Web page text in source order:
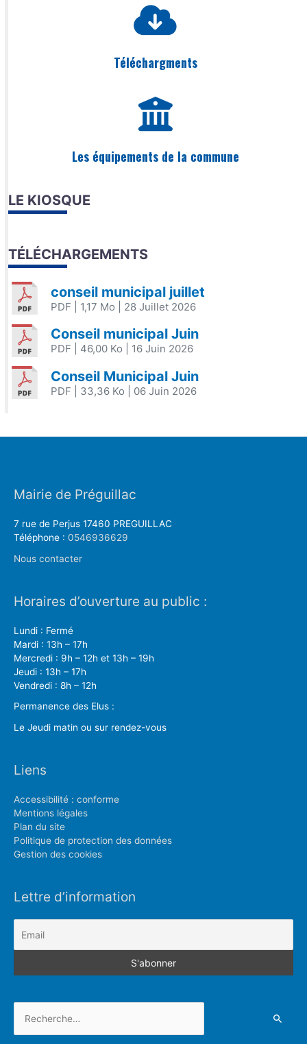
Téléchargments
Les équipements de la commune
LE KIOSQUE
TÉLÉCHARGEMENTS
conseil municipal juillet
PDF | 1,17 Mo | 28 Juillet 2026
Conseil municipal Juin
PDF | 46,00 Ko | 16 Juin 2026
Conseil Municipal Juin
PDF | 33,36 Ko | 06 Juin 2026
Mairie de Préguillac
7 rue de Perjus 17460 PREGUILLAC
Téléphone : 0546936629
Nous contacter
Horaires d’ouverture au public :
Lundi : Fermé
Mardi : 13h – 17h
Mercredi : 9h – 12h et 13h – 19h
Jeudi : 13h – 17h
Vendredi : 8h – 12h
Permanence des Elus :
Le Jeudi matin ou sur rendez-vous
Liens
Accessibilité : conforme
Mentions légales
Plan du site
Politique de protection des données
Gestion des cookies
Lettre d’information